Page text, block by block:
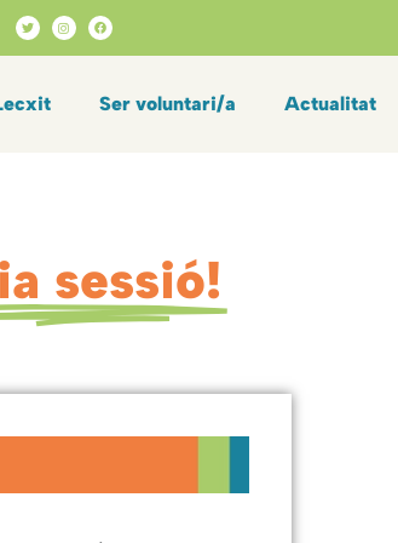
Ser voluntari/a Actualitat
sessió!